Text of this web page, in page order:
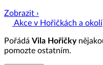
Zobrazit ›
Akce v Hořičkách a okolí
Pořádá Vila Hořičky
pomozte ostatním.